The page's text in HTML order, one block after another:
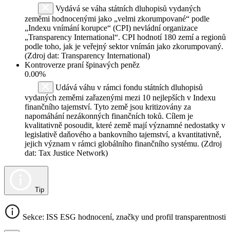
Vydává se váha státních dluhopisů vydaných
zeměmi hodnocenými jako „velmi zkorumpované“ podle
„Indexu vnímání korupce“ (CPI) nevládní organizace
„Transparency International“. CPI hodnotí 180 zemí a regionů
podle toho, jak je veřejný sektor vnímán jako zkorumpovaný.
(Zdroj dat: Transparency International)
Kontroverze praní špinavých peněz
0.00%
Udává váhu v rámci fondu státních dluhopisů
vydaných zeměmi zařazenými mezi 10 nejlepších v Indexu
finančního tajemství. Tyto země jsou kritizovány za
napomáhání nezákonných finančních toků. Cílem je
kvalitativně posoudit, které země mají významné nedostatky v
legislativě daňového a bankovního tajemství, a kvantitativně,
jejich význam v rámci globálního finančního systému. (Zdroj
dat: Tax Justice Network)
Tip
Sekce: ISS ESG hodnocení, značky und profil transparentnosti